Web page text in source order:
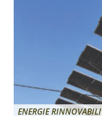
ENERGIE RINNOVABILI